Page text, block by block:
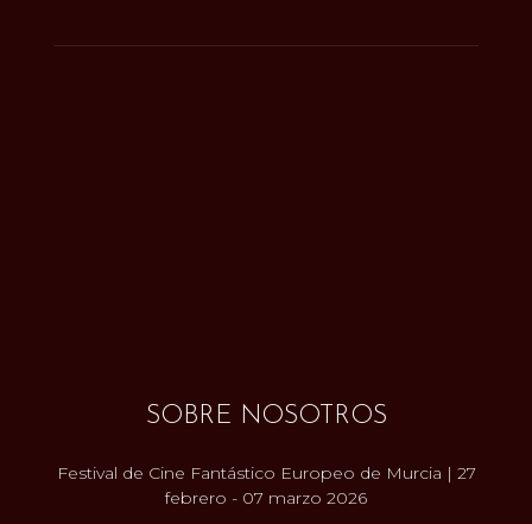
SOBRE NOSOTROS
Festival de Cine Fantástico Europeo de Murcia | 27
febrero - 07 marzo 2026